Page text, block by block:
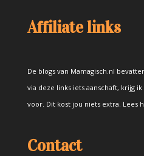
Affiliate links
De blogs van Mamagisch.nl
via deze links iets aanschaft, krijg
voor. Dit kost jou niets extra. Lees
Contact